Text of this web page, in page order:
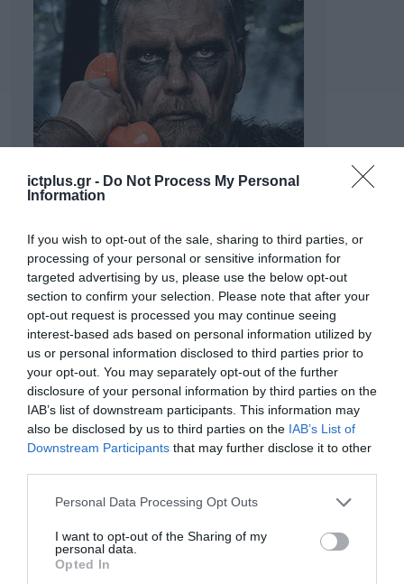
ictplus.gr - Do Not Process My Personal
Information
If you wish to opt-out of the sale, sharing to third parties, or
processing of your personal or sensitive information for
targeted advertising by us, please use the below opt-out
section to confirm your selection. Please note that after your
opt-out request is processed you may continue seeing
interest-based ads based on personal information utilized by
us or personal information disclosed to third parties prior to
your opt-out. You may separately opt-out of the further
disclosure of your personal information by third parties on the
IAB’s list of downstream participants. This information may
also be disclosed by us to third parties on the IAB’s List of
Downstream Participants that may further disclose it to other
Please note that this website/app uses one or more Google
not limited to your visit or usage behaviour. You may click to
grant or deny consent to Google and its third-party tags to
use your data for below specified purposes in below Google
Personal Data Processing Opt Outs
I want to opt-out of the Sharing of my
personal data.
Opted In
ΡΟΗ ΕΙΔΗΣΕΩΝ
από την ΕΕ έργο “The
Gaming Police”
ενισχύει την ασφάλεια
31.07.2026